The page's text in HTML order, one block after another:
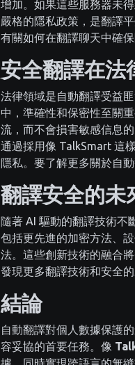
增加。如果這些服務器未
嚴格的隱私政策，是翻譯
有關如何在翻譯聊天中確
安全翻譯在法
法律領域是自動翻譯受益
中，準確性和保密性至關
流，而不會損害敏感信息的
通過採用像 TalkSmart 這
隱私。要了解更多關於自
翻譯安全的未
隨著 AI 驅動的翻譯技術不
包括更先進的加密方法、
法。這些創新技術的融合
發現更多翻譯技術和安全
結論
自動翻譯對個人數據保護
容妥協的首要任務。像